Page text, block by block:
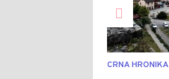
CRNA HRONIKA